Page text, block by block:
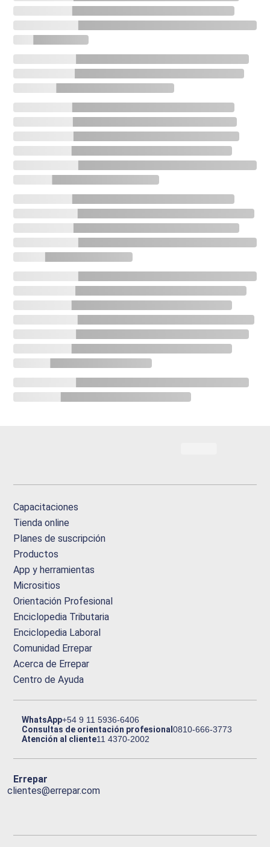
Capacitaciones
Tienda online
Planes de suscripción
Productos
App y herramientas
Micrositios
Orientación Profesional
Enciclopedia Tributaria
Enciclopedia Laboral
Comunidad Errepar
Acerca de Errepar
Centro de Ayuda
WhatsApp+54 9 11 5936-6406
Consultas de orientación profesional0810-666-3773
Atención al cliente11 4370-2002
Errepar
clientes@errepar.com